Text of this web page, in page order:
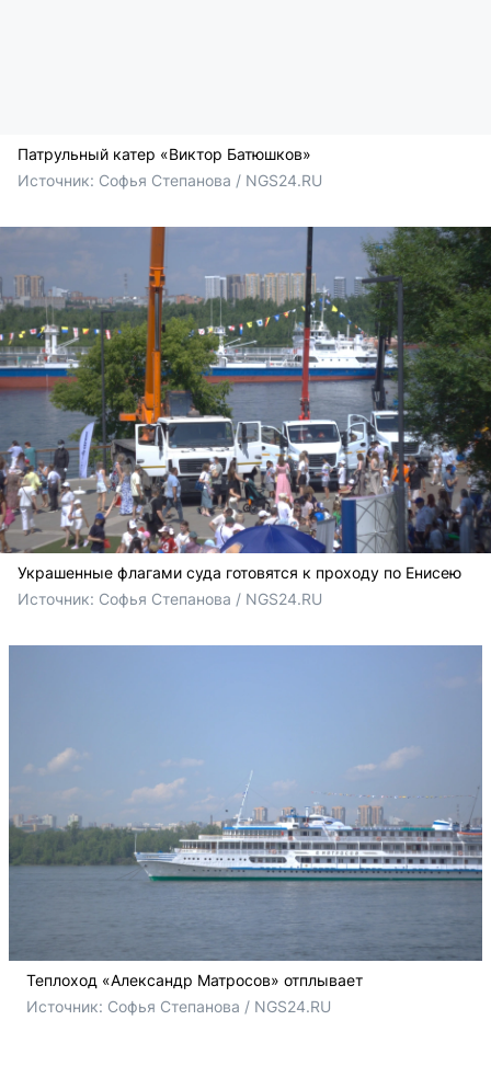
Патрульный катер «Виктор Батюшков»
Источник: Софья Степанова / NGS24.RU
Украшенные флагами суда готовятся к проходу по Енисею
Источник: Софья Степанова / NGS24.RU
Теплоход «Александр Матросов» отплывает
Источник: Софья Степанова / NGS24.RU